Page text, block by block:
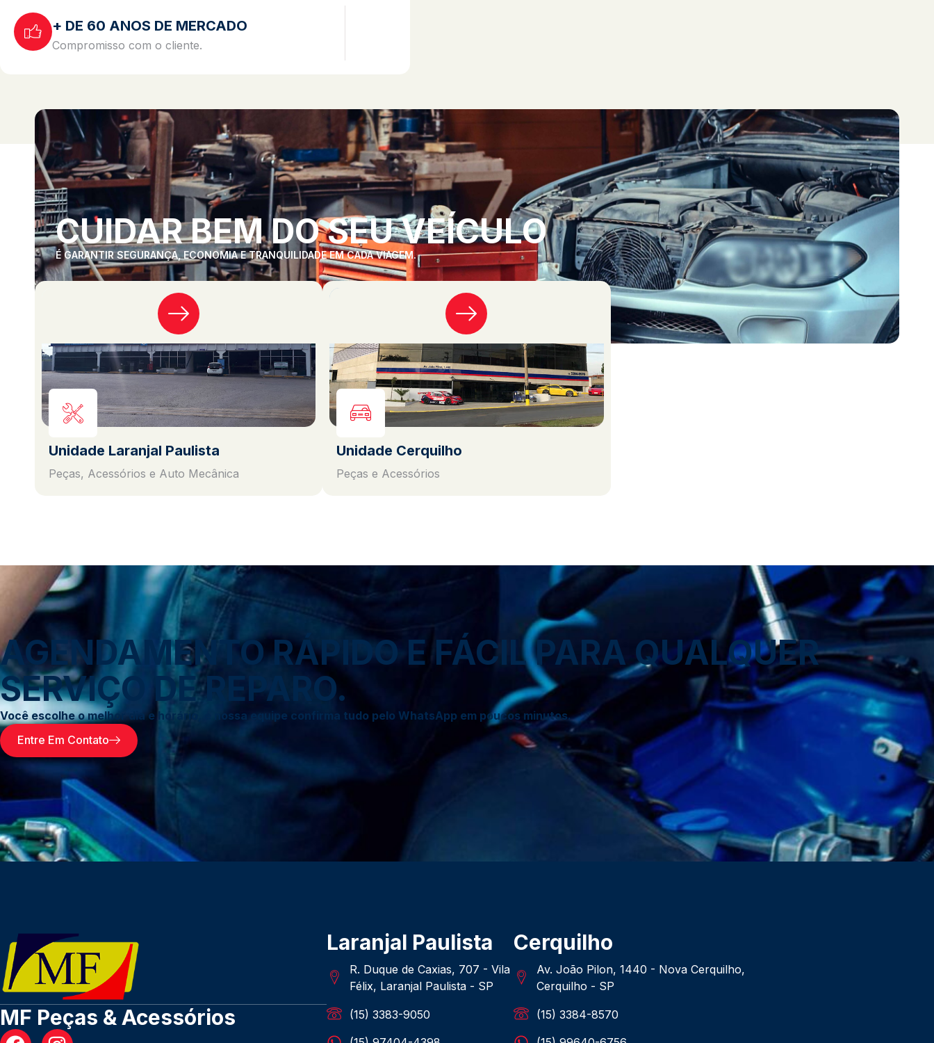
+ DE 60 ANOS DE MERCADO
Compromisso com o cliente.
CUIDAR BEM DO SEU VEÍCULO
É GARANTIR SEGURANÇA, ECONOMIA E TRANQUILIDADE EM CADA VIAGEM.
Unidade Laranjal Paulista
Peças, Acessórios e Auto Mecânica
Unidade Cerquilho
Peças e Acessórios
AGENDAMENTO RÁPIDO E FÁCIL PARA QUALQUER
SERVIÇO DE REPARO.
Você escolhe o melhor dia e horário, e nossa equipe confirma tudo pelo WhatsApp em poucos minutos.
Entre Em Contato
MF Peças & Acessórios
Laranjal Paulista
R. Duque de Caxias, 707 - Vila
Félix, Laranjal Paulista - SP
(15) 3383-9050
Cerquilho
Av. João Pilon, 1440 - Nova Cerquilho,
Cerquilho - SP
(15) 3384-8570